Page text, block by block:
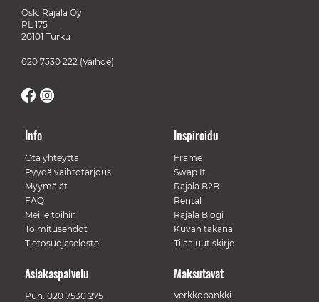
Osk. Rajala Oy
PL 175
20101 Turku
020 7530 222 (Vaihde)
Info
Ota yhteyttä
Pyydä vaihtotarjous
Myymälät
FAQ
Meille töihin
Toimitusehdot
Tietosuojaseloste
Inspiroidu
Frame
Swap It
Rajala B2B
Rental
Rajala Blogi
Kuvan takana
Tilaa uutiskirje
Maksutavat
Verkkopankki
Asiakaspalvelu
Puh. 020 7530 275